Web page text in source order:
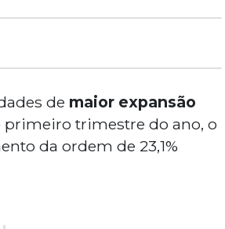
de maior expansão
primeiro trimestre do ano, o
da ordem de 23,1%